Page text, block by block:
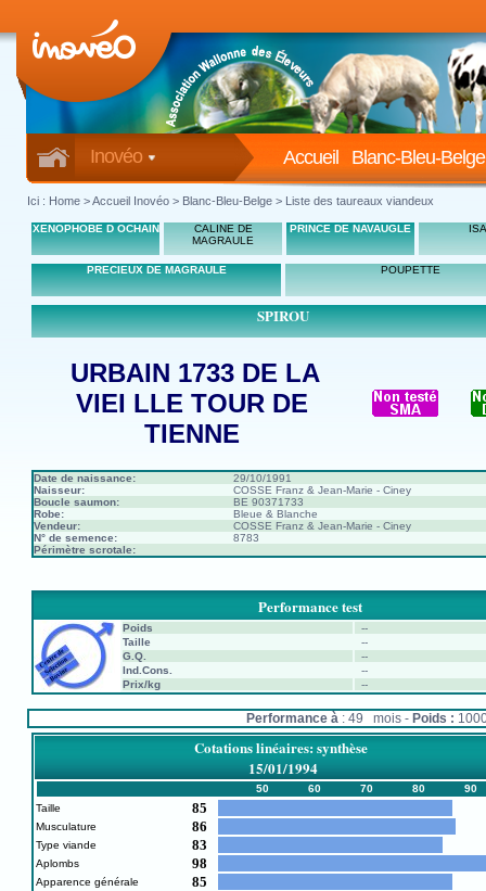
Inovéo Blanc-Bleu-Belge
Accueil
Ici : Home >Accueil Inovéo > Blanc-Bleu-Belge > Liste des taureaux viandeux
XENOPHOBE D OCHAIN
CALINE DE
MAGRAULE
PRINCE DE NAVAUGLE ISA
PRECIEUX DE MAGRAULE POUPETTE
SPIROU
URBAIN 1733 DE LA
VIEI LLE TOUR DE
TIENNE
Date de naissance:
29/10/1991
Naisseur:
COSSE Franz & Jean-Marie - Ciney
Boucle saumon:
BE 90371733
Robe:
Bleue & Blanche
Vendeur:
COSSE Franz & Jean-Marie - Ciney
N° de semence:
8783
Périmètre scrotale:
Performance test
Poids
--
Taille
--
G.Q.
--
Ind.Cons.
--
Prix/kg
--
Performance à : 49 mois - Poids :
Cotations linéaires: synthèse
15/01/1994
50 60 70 80
90
Taille
85
Musculature 86
Type viande 83
Aplombs 98
Apparence générale 85